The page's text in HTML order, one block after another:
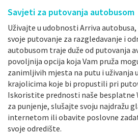
Savjeti za putovanja autobusom
Uživajte u udobnosti Arriva
svoje putovanje za razgledavanje i
autobusom traje duže od putovanja
povoljnija opcija koja Vam pruža
zanimljivih mjesta na putu i uživanja
krajolicima koje bi propustili pri
Iskoristite prednosti naše besplatne
za punjenje, slušajte svoju najdražu
internetom ili obavite poslovne
svoje odredište.